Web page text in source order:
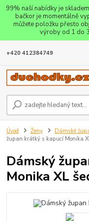
99% naší nabídky je
bačkor je momentálně
můžete položku přesto
výroby od 1 do
+420 412384749
Úvod Ženy Dámské
župan krátký s kapucí Monika
Dámský
Monika XL